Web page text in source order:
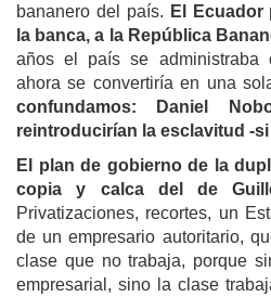
bananero del país. El
la banca, a la República
años el país se administraba
ahora se convertiría en una
confundamos: Daniel
reintroducirían la esclavitud -
El plan de gobierno de la
copia y calca del de
Privatizaciones, recortes, un
de un empresario autoritario,
clase que no trabaja, porque
empresarial, sino la clase